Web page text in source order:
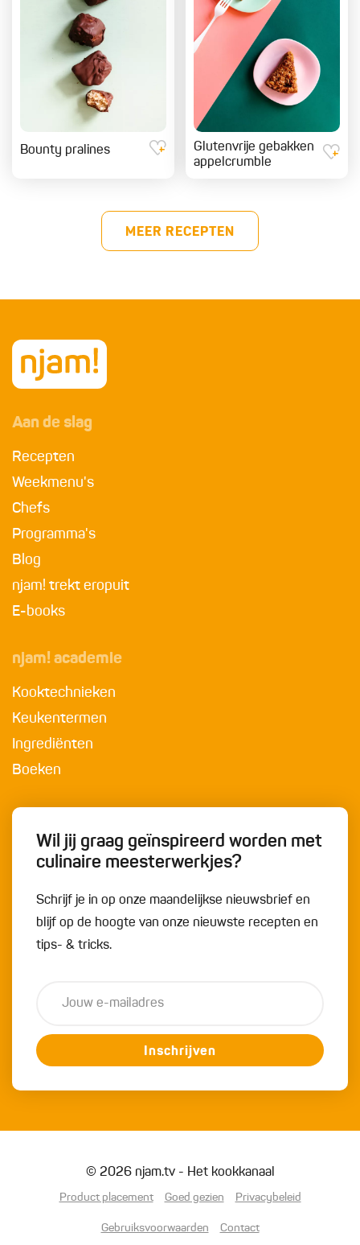
Bounty pralines
Glutenvrije gebakken
appelcrumble
MEER RECEPTEN
Aan de slag
Recepten
Weekmenu's
Chefs
Programma's
Blog
njam! trekt eropuit
E-books
njam! academie
Kooktechnieken
Keukentermen
Ingrediënten
Boeken
Wil jij graag geïnspireerd worden met
culinaire meesterwerkjes?
Schrijf je in op onze maandelijkse nieuwsbrief en
blijf op de hoogte van onze nieuwste recepten en
tips- & tricks.
Inschrijven
© 2026 njam.tv - Het kookkanaal
Product placement Goed gezien Privacybeleid
Gebruiksvoorwaarden Contact